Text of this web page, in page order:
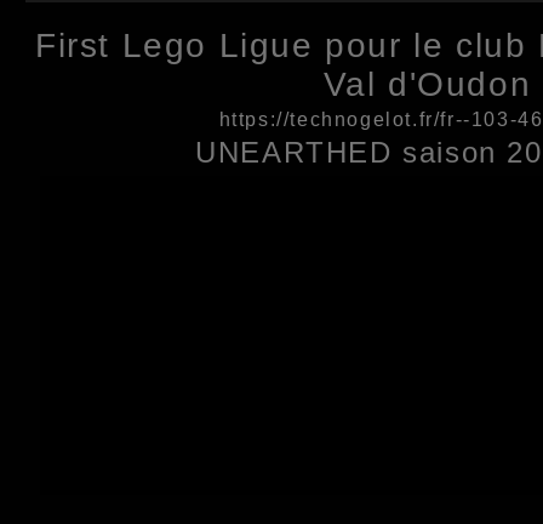
First Lego Ligue pour le club
Val d'Oudon
https://technogelot.fr/fr--103-
UNEARTHED saison